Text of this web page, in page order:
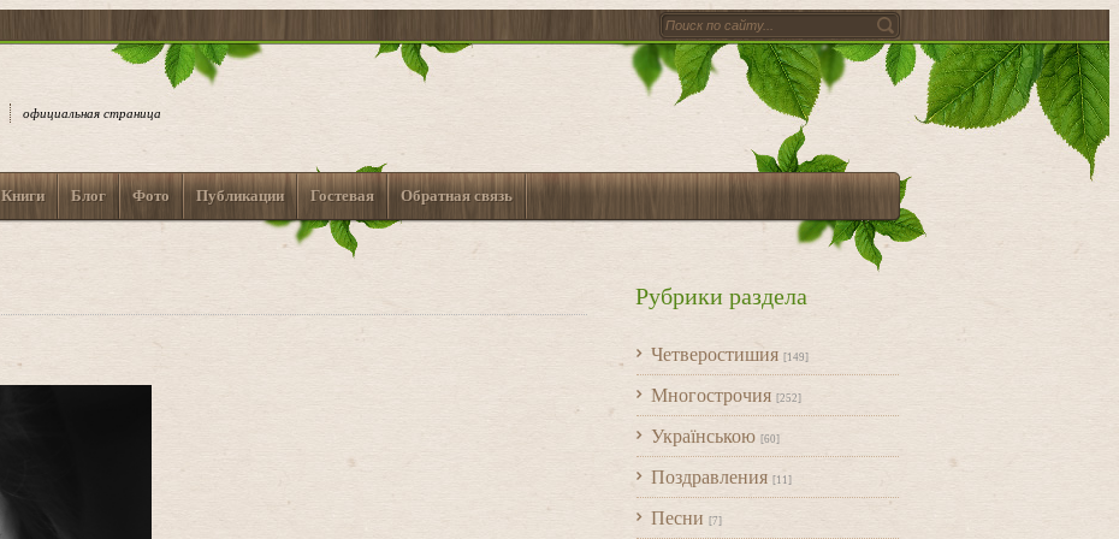
официальная страница
Книги Блог Фото Публикации Гостевая Обратная связь
Рубрики раздела
Четверостишия [149]
Многострочия [252]
Українською [60]
Поздравления [11]
Песни [7]